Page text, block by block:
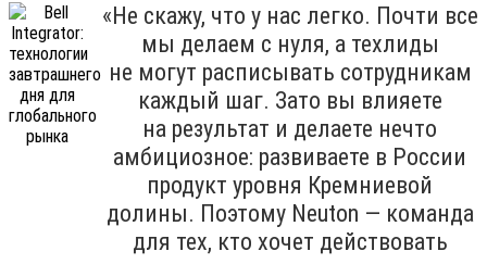
«Не скажу, что у нас легко. Почти все
мы делаем с нуля, а техлиды
не могут расписывать сотрудникам
каждый шаг. Зато вы влияете
на результат и делаете нечто
амбициозное: развиваете в России
продукт уровня Кремниевой
долины. Поэтому Neuton — команда
для тех, кто хочет действовать